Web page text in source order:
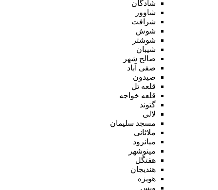
شادگان
شاوور
شرافت
شوش
شوشتر
شیبان
صالح شهر
صفی آباد
صیدون
قلعه تل
قلعه خواجه
گتوند
لالی
مسجد سلیمان
ملاثانی
میانرود
مینوشهر
هفتگل
هندیجان
هویزه
ویس